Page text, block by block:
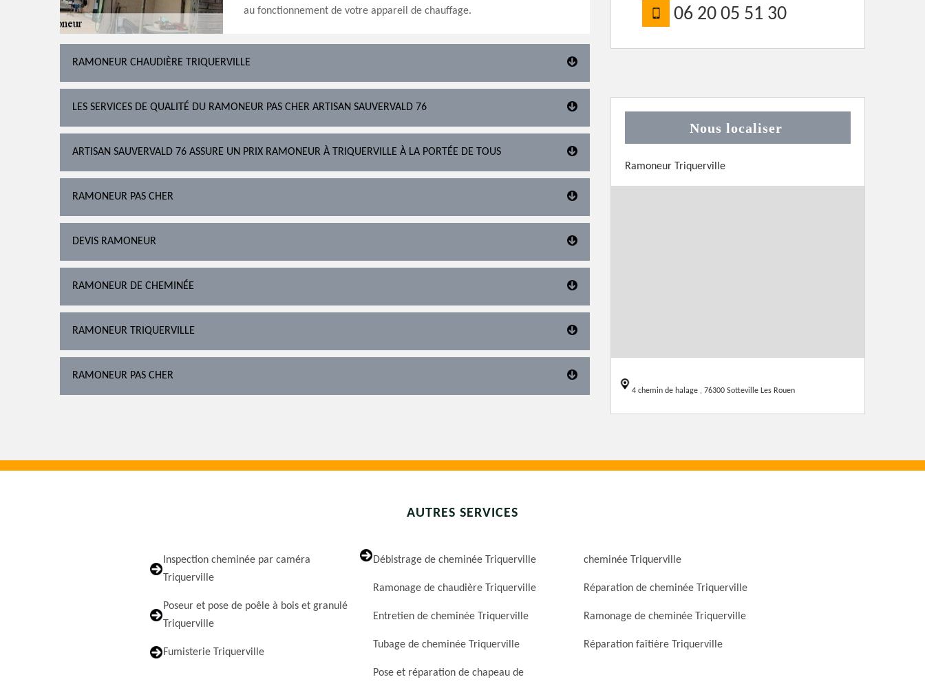
au fonctionnement de votre appareil de chauffage.
RAMONEUR CHAUDIÈRE TRIQUERVILLE
LES SERVICES DE QUALITÉ DU RAMONEUR PAS CHER ARTISAN SAUVERVALD 76
ARTISAN SAUVERVALD 76 ASSURE UN PRIX RAMONEUR À TRIQUERVILLE À LA PORTÉE DE TOUS
RAMONEUR PAS CHER
DEVIS RAMONEUR
RAMONEUR DE CHEMINÉE
RAMONEUR TRIQUERVILLE
RAMONEUR PAS CHER
06 20 05 51 30
Nous localiser
Ramoneur Triquerville
4 chemin de halage , 76300 Sotteville Les Rouen
AUTRES SERVICES
Inspection cheminée par caméra
Triquerville
Poseur et pose de poêle à bois et granulé
Triquerville
Fumisterie Triquerville
Débistrage de cheminée Triquerville
Ramonage de chaudière Triquerville
Entretien de cheminée Triquerville
Tubage de cheminée Triquerville
Pose et réparation de chapeau de
cheminée Triquerville
Réparation de cheminée Triquerville
Ramonage de cheminée Triquerville
Réparation faîtière Triquerville